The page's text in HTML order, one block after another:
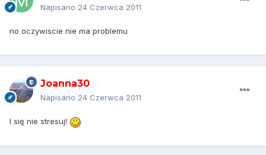
Napisano 24 Czerwca 2011
no oczywiscie nie ma problemu
Joanna30
Napisano 24 Czerwca 2011
I się nie stresuj!